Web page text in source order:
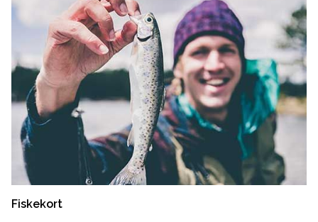
Fiskekort